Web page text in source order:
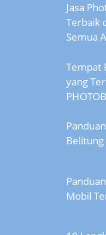
Jasa
Terbaik
Semua
Tempat
yang
Mobil